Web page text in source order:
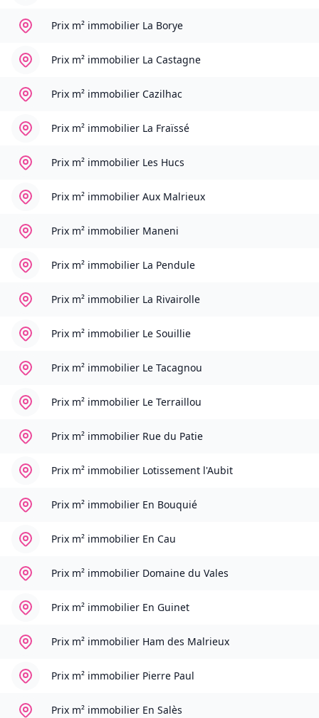
Prix m² immobilier La Borye
Prix m² immobilier La Castagne
Prix m² immobilier Cazilhac
Prix m² immobilier La Fraïssé
Prix m² immobilier Les Hucs
Prix m² immobilier Aux Malrieux
Prix m² immobilier Maneni
Prix m² immobilier La Pendule
Prix m² immobilier La Rivairolle
Prix m² immobilier Le Souillie
Prix m² immobilier Le Tacagnou
Prix m² immobilier Le Terraillou
Prix m² immobilier Rue du Patie
Prix m² immobilier Lotissement l'Aubit
Prix m² immobilier En Bouquié
Prix m² immobilier En Cau
Prix m² immobilier Domaine du Vales
Prix m² immobilier En Guinet
Prix m² immobilier Ham des Malrieux
Prix m² immobilier Pierre Paul
Prix m² immobilier En Salès